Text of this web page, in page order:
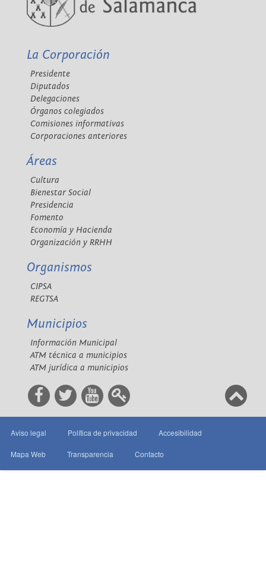
La Corporación
Presidente
Diputados
Delegaciones
Órganos colegiados
Comisiones informativas
Corporaciones anteriores
Áreas
Cultura
Bienestar Social
Presidencia
Fomento
Economía y Hacienda
Organización y RRHH
Organismos
CIPSA
REGTSA
Municipios
Información Municipal
ATM técnica a municipios
ATM jurídica a municipios
Aviso legal Política de privacidad Accesibilidad
Mapa Web Transparencia Contacto